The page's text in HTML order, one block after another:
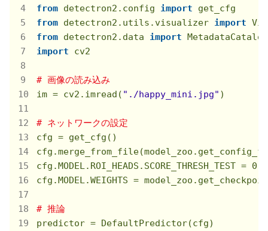
from detectron2.config import
from detectron2.utils.visualizer import
from detectron2.data import
import cv2
# 画像の読み込み
im = cv2.imread( "./happy_mini.jpg" )
# ネットワークの設定
cfg = get_cfg()
cfg.MODEL.ROI_HEADS.SCORE_THRESH_TEST = 0.7
cfg.MODEL.WEIGHTS =
# 推論
predictor = DefaultPredictor(cfg)